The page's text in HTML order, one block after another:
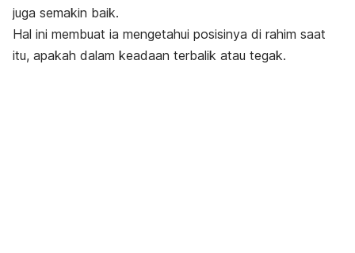
juga semakin baik.
Hal ini membuat ia mengetahui posisinya di rahim saat
itu, apakah dalam keadaan terbalik atau tegak.